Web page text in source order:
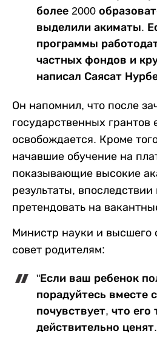
более 2000
выделили акиматы.
программы
частных фондов и
написал Саясат
Он напомнил, что после
государственных грантов
освобождается. Кроме
начавшие обучение на
показывающие высокие
результаты, впоследствии
претендовать на
Министр науки и высшего
совет родителям:
"Если ваш ребенок
порадуйтесь вместе
почувствует, что его
действительно